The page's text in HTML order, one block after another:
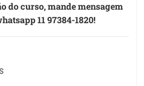
do curso, mande mensagem
11 97384-1820!